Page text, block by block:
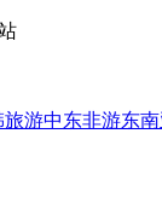
旅游中东非游东